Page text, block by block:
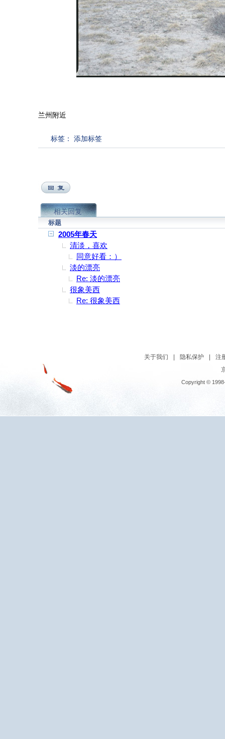
兰州附近
标签： 添加标签
相关回复
标题
2005年春天
清淡，喜欢
同意好看：）
淡的漂亮
Re: 淡的漂亮
很象美西
Re: 很象美西
关于我们 隐私保护
注
Copyright ©